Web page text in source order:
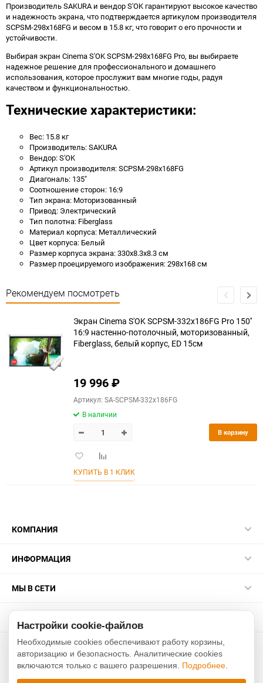
Производитель SAKURA и вендор S'OK гарантируют высокое качество
и надежность экрана, что подтверждается артикулом производителя
SCPSM-298x168FG и весом в 15.8 кг, что говорит о его прочности и
устойчивости.
Выбирая экран Cinema S'OK SCPSM-298x168FG Pro, вы выбираете
надежное решение для профессионального и домашнего
использования, которое прослужит вам многие годы, радуя
качеством и функциональностью.
Технические характеристики:
Вес: 15.8 кг
Производитель: SAKURA
Вендор: S'OK
Артикул производителя: SCPSM-298x168FG
Диагональ: 135"
Соотношение сторон: 16:9
Тип экрана: Моторизованный
Привод: Электрический
Тип полотна: Fiberglass
Материал корпуса: Металлический
Цвет корпуса: Белый
Размер корпуса экрана: 330x8.3x8.3 см
Размер проецируемого изображения: 298x168 см
Рекомендуем посмотреть
Экран Cinema S'OK SCPSM-332x186FG Pro 150''
16:9 настенно-потолочный, моторизованный,
Fiberglass, белый корпус, ED 15см
19 996₽
Артикул: SA-SCPSM-332x186FG
В наличии
Добавить
избранное
Добавить
сравнению
В корзину
КУПИТЬ В 1 КЛИК
КОМПАНИЯ
ИНФОРМАЦИЯ
МЫ В СЕТИ
2015-2026 sakurarussia.ru
Разработано вXverst
Настройки cookie-файлов
Необходимые cookies обеспечивают работу корзины,
авторизацию и безопасность. Аналитические cookies
включаются только с вашего разрешения. Подробнее